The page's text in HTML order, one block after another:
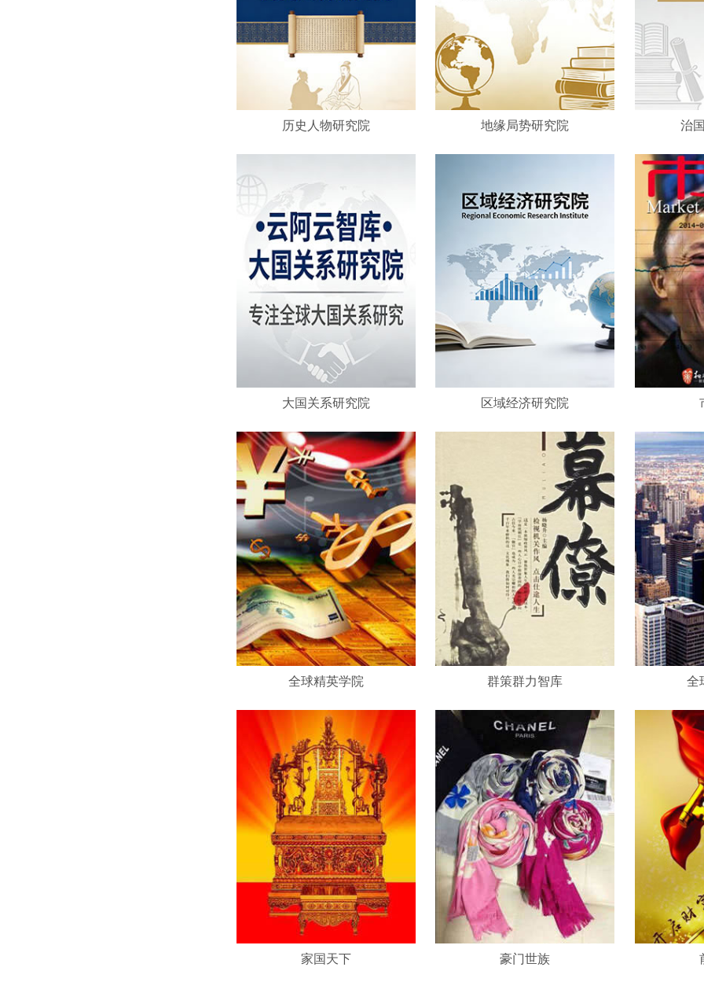
历史人物研究院 地缘局势研究院 治
大国关系研究院 区域经济研究院
全球精英学院 群策群力智库 全
家国天下 豪门世族